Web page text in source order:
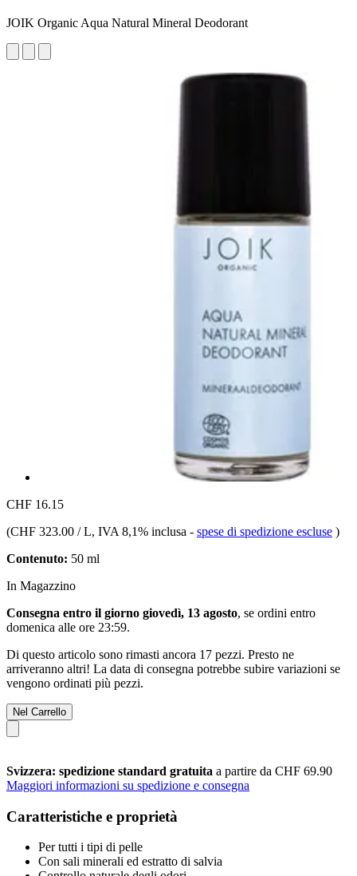
JOIK Organic Aqua Natural Mineral Deodorant
CHF 16.15
(CHF 323.00 / L, IVA 8,1% inclusa - spese di spedizione escluse )
Contenuto: 50 ml
In Magazzino
Consegna entro il giorno giovedì, 13 agosto, se ordini entro
domenica alle ore 23:59.
Di questo articolo sono rimasti ancora 17 pezzi. Presto ne
arriveranno altri! La data di consegna potrebbe subire variazioni se
vengono ordinati più pezzi.
Nel Carrello
Svizzera: spedizione standard gratuita a partire da CHF 69.90
Maggiori informazioni su spedizione e consegna
Caratteristiche e proprietà
Per tutti i tipi di pelle
Con sali minerali ed estratto di salvia